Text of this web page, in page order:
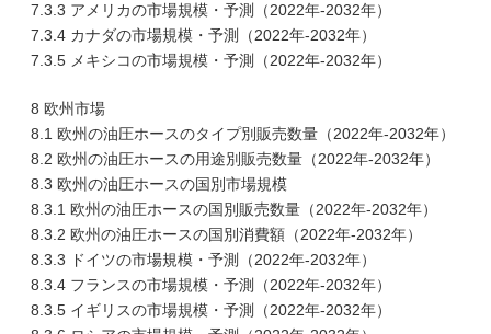
7.3.3 アメリカの市場規模・予測（2022年-2032年）
7.3.4 カナダの市場規模・予測（2022年-2032年）
7.3.5 メキシコの市場規模・予測（2022年-2032年）
8 欧州市場
8.1 欧州の油圧ホースのタイプ別販売数量（2022年-2032年）
8.2 欧州の油圧ホースの用途別販売数量（2022年-2032年）
8.3 欧州の油圧ホースの国別市場規模
8.3.1 欧州の油圧ホースの国別販売数量（2022年-2032年）
8.3.2 欧州の油圧ホースの国別消費額（2022年-2032年）
8.3.3 ドイツの市場規模・予測（2022年-2032年）
8.3.4 フランスの市場規模・予測（2022年-2032年）
8.3.5 イギリスの市場規模・予測（2022年-2032年）